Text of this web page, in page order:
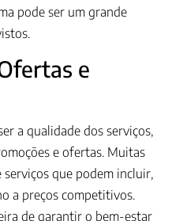
pode ser um grande
e
a qualidade dos serviços,
e ofertas. Muitas
que podem incluir,
a preços competitivos.
de garantir o bem-estar